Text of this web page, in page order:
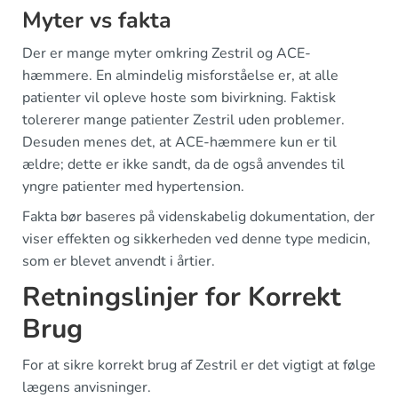
Myter vs fakta
Der er mange myter omkring Zestril og ACE-
hæmmere. En almindelig misforståelse er, at alle
patienter vil opleve hoste som bivirkning. Faktisk
tolererer mange patienter Zestril uden problemer.
Desuden menes det, at ACE-hæmmere kun er til
ældre; dette er ikke sandt, da de også anvendes til
yngre patienter med hypertension.
Fakta bør baseres på videnskabelig dokumentation, der
viser effekten og sikkerheden ved denne type medicin,
som er blevet anvendt i årtier.
Retningslinjer for Korrekt
Brug
For at sikre korrekt brug af Zestril er det vigtigt at følge
lægens anvisninger.